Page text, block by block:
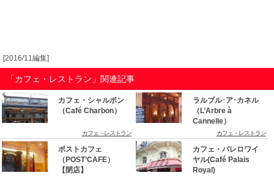
[2016/11編集]
「カフェ・レストラン」関連記事
カフェ・シャルボン
（Café Charbon）
カフェ・レストラン
ラルブル･ア･カネル
（L’Arbre à
Cannelle）
カフェ・レストラン
ポストカフェ
（POST’CAFE）
【閉店】
カフェ・パレロワイ
ヤル(Café Palais
Royal)